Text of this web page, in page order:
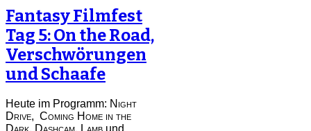
Fantasy Filmfest
Tag 5: On the Road,
Verschwörungen
und Schaafe
Heute im Programm: Night
Drive, Coming Home in the
Dark, Dashcam, Lamb und